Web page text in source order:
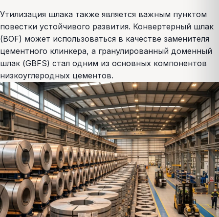
Утилизация шлака также является важным пунктом
повестки устойчивого развития. Конвертерный шлак
(BOF) может использоваться в качестве заменителя
цементного клинкера, а гранулированный доменный
шлак (GBFS) стал одним из основных компонентов
низкоуглеродных цементов.